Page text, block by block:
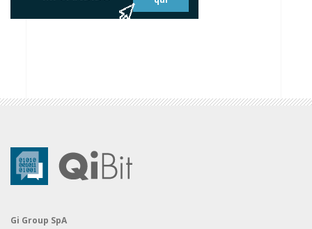
Gi Group SpA